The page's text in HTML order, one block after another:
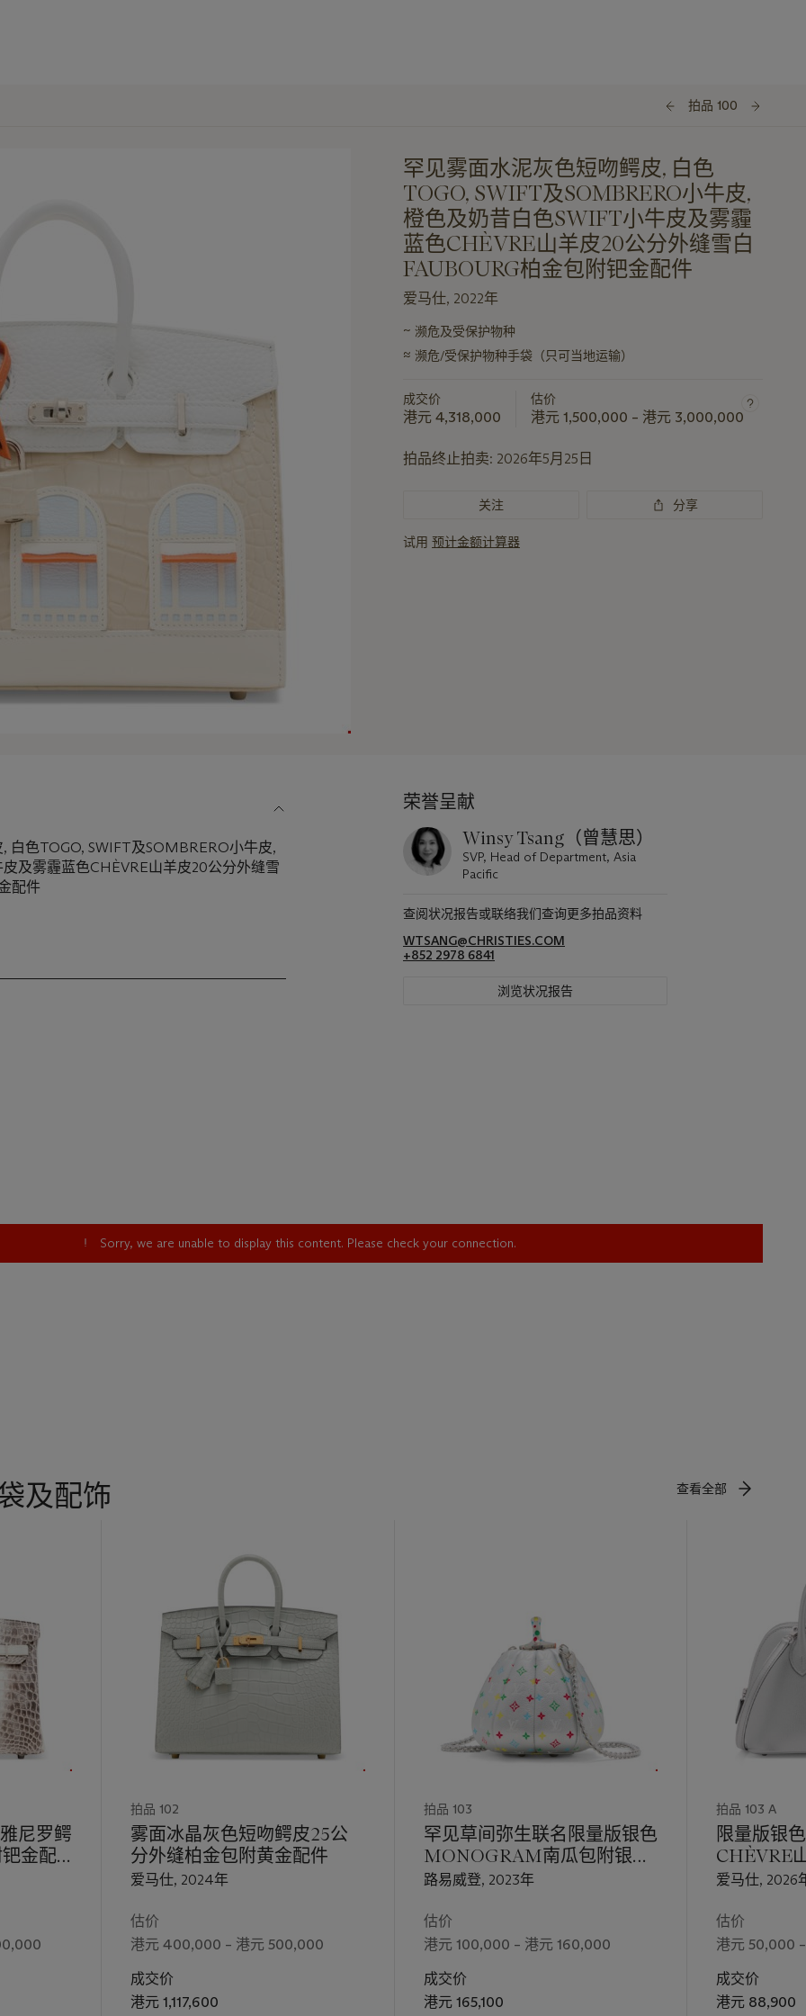
拍品 100
罕见雾面水泥灰色短吻鳄皮, 白色
TOGO, SWIFT及SOMBRERO小牛皮,
橙色及奶昔白色SWIFT小牛皮及雾霾
蓝色CHÈVRE山羊皮20公分外缝雪白
FAUBOURG柏金包附钯金配件
爱马仕, 2022年
关
于
拍
品
要
~ 濒危及受保护物种
≈ 濒危/受保护物种手袋（只可当地运输）
成交价
港元 4,318,000
估价
港元 1,500,000 – 港元 3,000,000
拍品终止拍卖: 2026年5月25日
关注 分享
试用 预计金额计算器
白色TOGO, SWIFT及SOMBRERO小牛皮,
及雾霾蓝色CHÈVRE山羊皮20公分外缝雪
配件
荣誉呈献
Winsy Tsang（曾慧思）
SVP, Head of Department, Asia
Pacific
查阅状况报告或联络我们查询更多拍品资料
WTSANG@CHRISTIES.COM
+852 2978 6841
浏览状况报告
Sorry, we are unable to display this content. Please check your connection.
及配饰 查看全部
尼罗鳄
金配
拍品 102
雾面冰晶灰色短吻鳄皮25公
分外缝柏金包附黄金配件
爱马仕, 2024年
估价
港元 400,000 – 港元 500,000
成交价
港元 1,117,600
拍品 103
罕见草间弥生联名限量版银色
MONOGRAM南瓜包附银色
配件
路易威登, 2023年
估价
港元 100,000 – 港元 160,000
成交价
港元 165,100
拍品 103 A
限量版银
CHÈVRE
BOLIDE
爱马仕, 2026
估价
港元 50,000
成交价
港元 88,900